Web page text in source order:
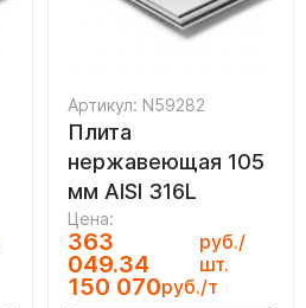
Артикул: N59282
Плита
нержавеющая 105
мм AISI 316L
Цена:
363
049.34
руб./
шт.
150 070руб./т